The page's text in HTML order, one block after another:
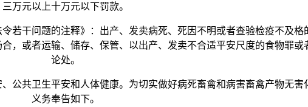
三万元以上十万元以下罚款。
干问题的注释》：出产、发卖病死、死因不明或者查验检疫不及格
，或者运输、储存、保管、以出产、发卖不合适平安尺度的食物罪
论处。
共卫生平安和人体健康。为切实做好病死畜禽和病害畜禽产物无害
义务奉告如下。